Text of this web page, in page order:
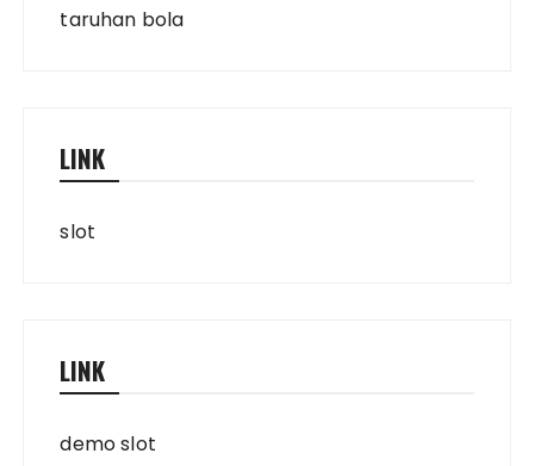
taruhan bola
LINK
slot
LINK
demo slot